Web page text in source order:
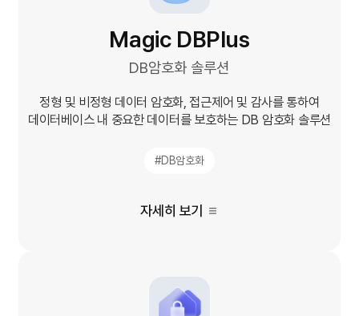
Magic DBPlus​
DB암호화 솔루션
정형 및 비정형 데이터 암호화, 접근제어 및 감사를 통하여
데이터베이스 내 중요한 데이터를 보호하는 DB 암호화 솔루션
#DB암호화
자세히 보기